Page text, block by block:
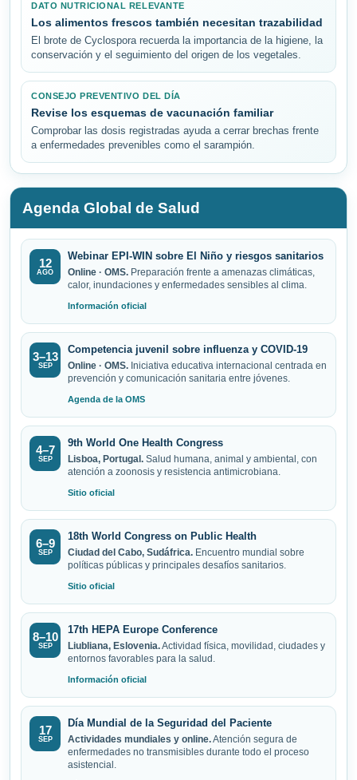
DATO NUTRICIONAL RELEVANTE
Los alimentos frescos también necesitan trazabilidad
El brote de Cyclospora recuerda la importancia de la higiene, la
conservación y el seguimiento del origen de los vegetales.
CONSEJO PREVENTIVO DEL DÍA
Revise los esquemas de vacunación familiar
Comprobar las dosis registradas ayuda a cerrar brechas frente
a enfermedades prevenibles como el sarampión.
Agenda Global de Salud
12
AGO
Webinar EPI-WIN sobre El Niño y riesgos sanitarios
Online · OMS. Preparación frente a amenazas climáticas,
calor, inundaciones y enfermedades sensibles al clima.
Información oficial
3–13
SEP
Competencia juvenil sobre influenza y COVID-19
Online · OMS. Iniciativa educativa internacional centrada en
prevención y comunicación sanitaria entre jóvenes.
Agenda de la OMS
4–7
SEP
9th World One Health Congress
Lisboa, Portugal. Salud humana, animal y ambiental, con
atención a zoonosis y resistencia antimicrobiana.
Sitio oficial
6–9
SEP
18th World Congress on Public Health
Ciudad del Cabo, Sudáfrica. Encuentro mundial sobre
políticas públicas y principales desafíos sanitarios.
Sitio oficial
8–10
SEP
17th HEPA Europe Conference
Liubliana, Eslovenia.Actividad física, movilidad, ciudades y
entornos favorables para la salud.
Información oficial
17
SEP
Día Mundial de la Seguridad del Paciente
Actividades mundiales y online.Atención segura de
enfermedades no transmisibles durante todo el proceso
asistencial.